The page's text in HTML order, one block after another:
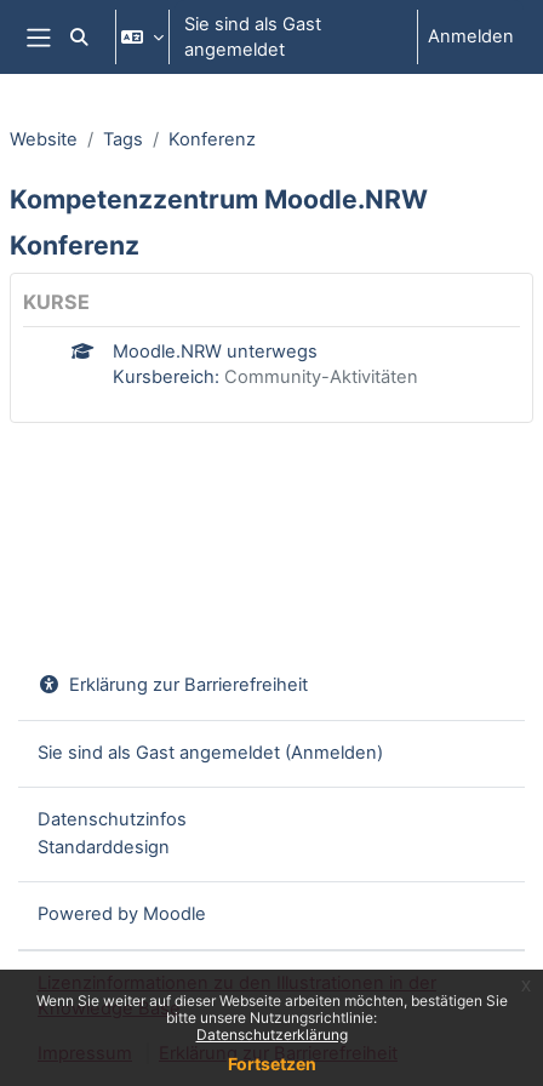
Zum Hauptinhalt
Wenn Sie weiter auf dieser Webseite arbeiten möchten, bestätigen Sie
bitte unsere Nutzungsrichtlinie:
Datenschutzerklärung
Fortsetzen
Website-Übersicht
Sucheingabe umschalten
Sie sind als Gast
angemeldet
Anmelden
Website Tags Konferenz
Kompetenzzentrum Moodle.NRW
Konferenz
KURSE
Moodle.NRW unterwegs
Kursbereich: Community-Aktivitäten
Erklärung zur Barrierefreiheit
Sie sind als Gast angemeldet (Anmelden)
Datenschutzinfos
Standarddesign
Powered by Moodle
Knowledge Base
Erklärung zur Barrierefreiheit